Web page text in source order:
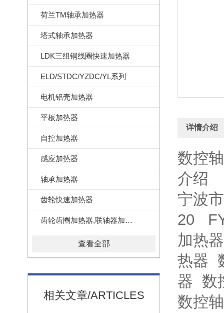
荷兰TM轴承加热器
塔式轴承加热器
LDK三组铜线圈快速加热器
ELD/STDC/YZDC/YL系列
电机铝壳加热器
平板加热器
自控加热器
感应加热器
轴承加热器
齿轮快速加热器
齿轮齿圈加热器,联轴器加热器
查看全部
相关文章/ARTICLES
详情介绍
数控
介绍
宁波
20
加热
热器
器 数
数控